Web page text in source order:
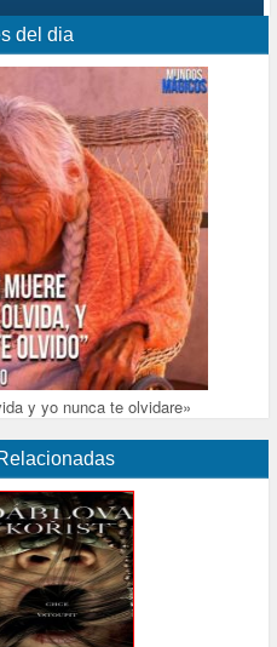
del dia
y yo nunca te olvidare»